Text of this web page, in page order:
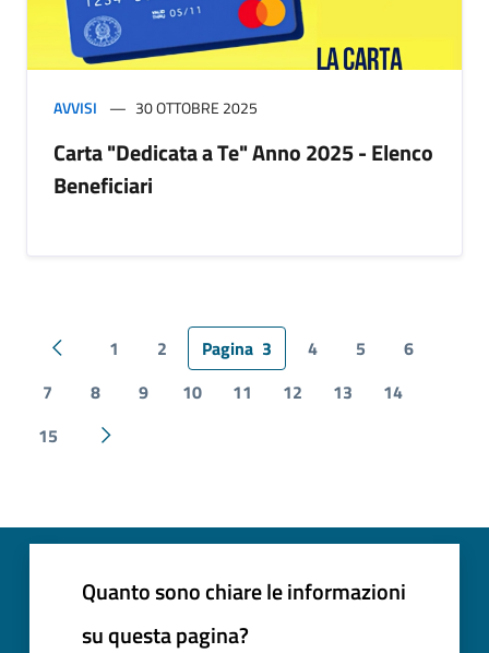
AVVISI 30 OTTOBRE 2025
Carta "Dedicata a Te" Anno 2025 - Elenco
Beneficiari
Pagina precedente
1 2 Pagina 3 4 5
6
7
8 9 10 11 12 13
14
15
Pagina successiva
Quanto sono chiare le informazioni
su questa pagina?